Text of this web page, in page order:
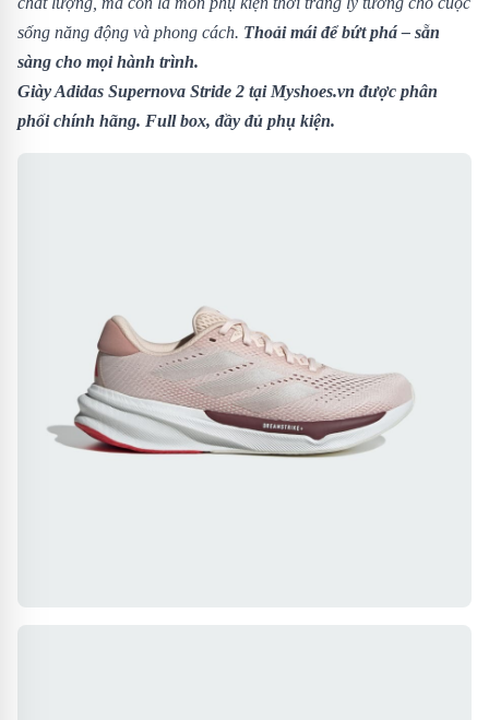
sống năng động và phong cách. Thoải mái để bứt phá – sẵn
sàng cho mọi hành trình.
Giày Adidas Supernova Stride 2 tại Myshoes.vn được phân
phối chính hãng. Full box, đầy đủ phụ kiện.